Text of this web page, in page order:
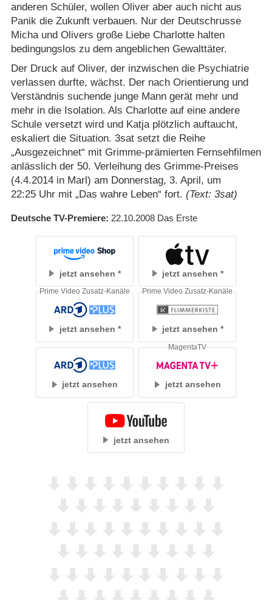
anderen Schüler, wollen Oliver aber auch nicht aus
Panik die Zukunft verbauen. Nur der Deutschrusse
Micha und Olivers große Liebe Charlotte halten
bedingungslos zu dem angeblichen Gewalttäter.
Der Druck auf Oliver, der inzwischen die Psychiatrie
verlassen durfte, wächst. Der nach Orientierung und
Verständnis suchende junge Mann gerät mehr und
mehr in die Isolation. Als Charlotte auf eine andere
Schule versetzt wird und Katja plötzlich auftaucht,
eskaliert die Situation. 3sat setzt die Reihe
„Ausgezeichnet“ mit Grimme-prämierten Fernsehfilmen
anlässlich der 50. Verleihung des Grimme-Preises
(4.4.2014 in Marl) am Donnerstag, 3. April, um
22:25 Uhr mit „Das wahre Leben“ fort. (Text: 3sat)
Deutsche TV-Premiere 22.10.2008 Das Erste
jetzt ansehen jetzt ansehen
jetzt ansehen
Prime Video Zusatz-Kanäle
jetzt ansehen
Prime Video Zusatz-Kanäle
jetzt ansehen jetzt ansehen
MagentaTV
jetzt ansehen